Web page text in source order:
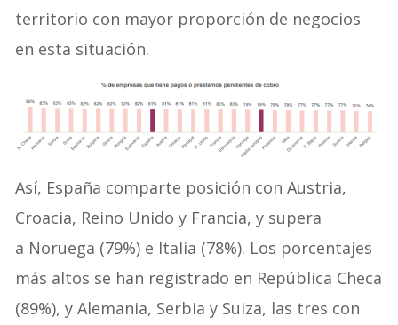
territorio con mayor proporción de negocios
en esta situación.
Así, España comparte posición con Austria,
Croacia, Reino Unido y Francia, y supera
a Noruega (79%) e Italia (78%). Los porcentajes
más altos se han registrado en República Checa
(89%), y Alemania, Serbia y Suiza, las tres con